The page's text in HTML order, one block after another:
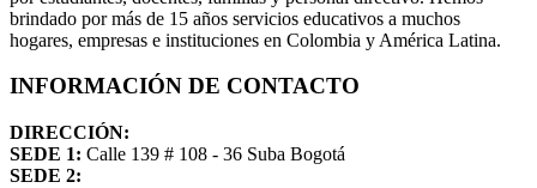
brindado por más de 15 años servicios educativos a muchos
hogares, empresas e instituciones en Colombia y América Latina.
INFORMACIÓN DE CONTACTO
DIRECCIÓN:
SEDE 1: Calle 139 # 108 - 36 Suba Bogotá
SEDE 2: